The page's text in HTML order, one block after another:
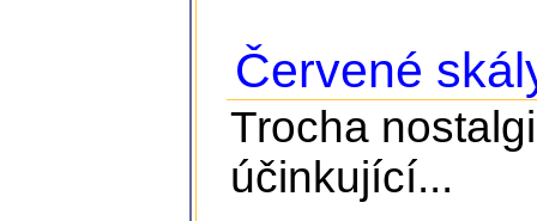
Červené
Trocha
účinkující...